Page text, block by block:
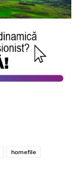
homefile